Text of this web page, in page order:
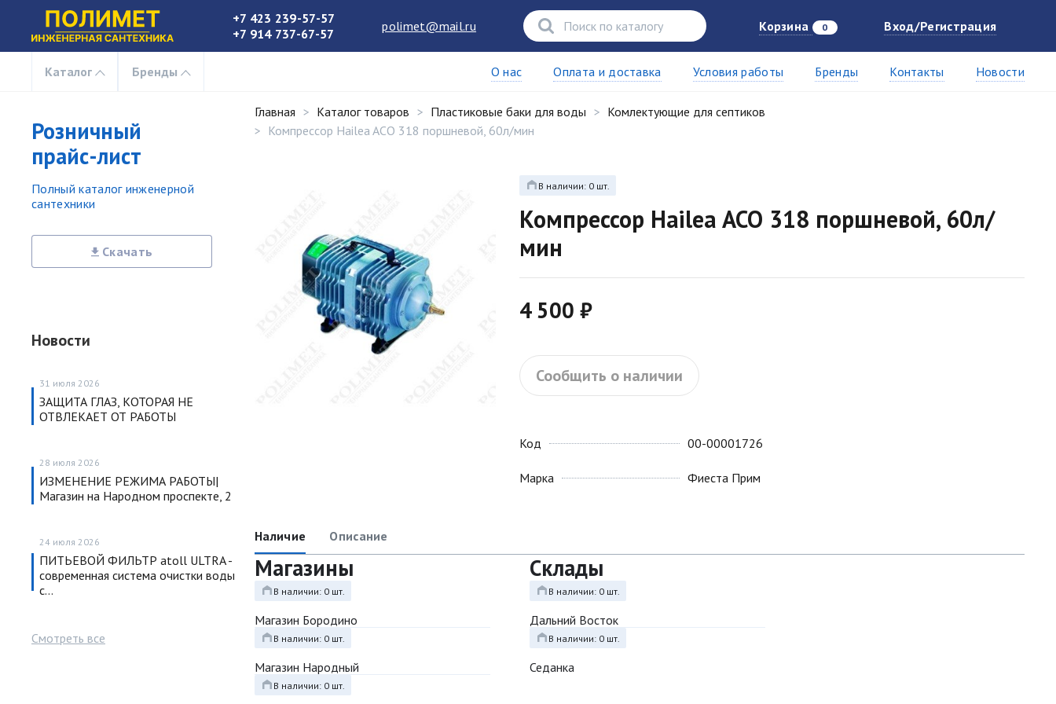
+7 423 239-57-57
+7 914 737-67-57
polimet@mail.ru Корзина 0 Вход/Регистрация
Каталог Бренды О нас Оплата и доставка Условия работы Бренды Контакты Новости
Розничный
прайс-лист
Полный каталог инженерной
сантехники
Скачать
Новости
31 июля 2026
ЗАЩИТА ГЛАЗ, КОТОРАЯ НЕ
ОТВЛЕКАЕТ ОТ РАБОТЫ
28 июля 2026
ИЗМЕНЕНИЕ РЕЖИМА РАБОТЫ|
Магазин на Народном проспекте, 2
24 июля 2026
ПИТЬЕВОЙ ФИЛЬТР atoll ULTRA -
современная система очистки воды
с…
Смотреть все
Главная Каталог товаров Пластиковые баки для воды
Комлектующие для септиков
Компрессор Hailea ACO 318 поршневой, 60л/мин
В наличии: 0 шт.
Компрессор Hailea ACO 318 поршневой, 60л/
мин
4 500 ₽
Сообщить о наличии
Код
Марка
00-00001726
Фиеста Прим
Наличие Описание
Магазины
В наличии: 0 шт.
Магазин Бородино
В наличии: 0 шт.
Магазин Народный
В наличии: 0 шт.
Склады
В наличии: 0 шт.
Дальний Восток
В наличии: 0 шт.
Седанка